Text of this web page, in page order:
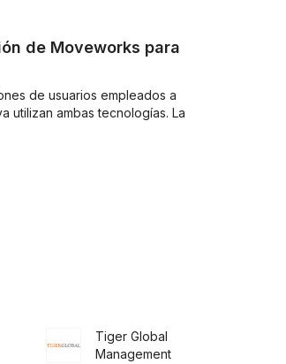
de Moveworks para
de usuarios empleados a
utilizan ambas tecnologías. La
Tiger Global
Management